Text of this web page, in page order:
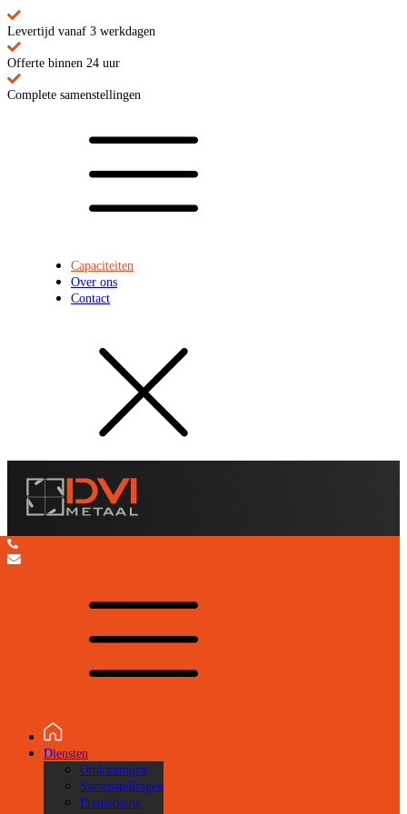
Levertijd vanaf 3 werkdagen
Offerte binnen 24 uur
Complete samenstellingen
Capaciteiten
Over ons
Contact
Diensten
Omkastingen
Samenstellingen
Framebouw
Capaciteiten
Staal, RVS en Aluminium op voorraad tot 20 mm.
Meedenken over ontwerp en productiemethode.
Materiaal op voorraad = geen wachttijden
Compleetheid